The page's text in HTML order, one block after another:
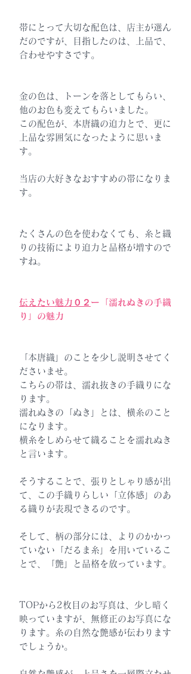
帯にとって大切な配色は、店主が選ん
だのですが、目指したのは、上品で、
合わせやすさです。
金の色は、トーンを落としてもらい、
他のお色も変えてもらいました。
この配色が、本唐織の迫力とで、更に
上品な雰囲気になったように思いま
す。
当店の大好きなおすすめの帯になりま
す。
たくさんの色を使わなくても、糸と織
りの技術により迫力と品格が増すので
すね。
伝えたい魅力０２ ー「濡れぬきの手織
り」の魅力
「本唐織」のことを少し説明させてく
ださいませ。
こちらの帯は、濡れ抜きの手織りにな
ります。
濡れぬきの「ぬき」とは、横糸のこと
になります。
横糸をしめらせて織ることを濡れぬき
と言います。
そうすることで、張りとしゃり感が出
て、この手織りらしい「立体感」のあ
る織りが表現できるのです。
そして、柄の部分には、よりのかかっ
ていない「だるま糸」を用いているこ
とで、「艶」と品格を放っています。
TOPから2枚目のお写真は、少し暗く
映っていますが、無修正のお写真にな
ります。糸の自然な艶感が伝わります
でしょうか。